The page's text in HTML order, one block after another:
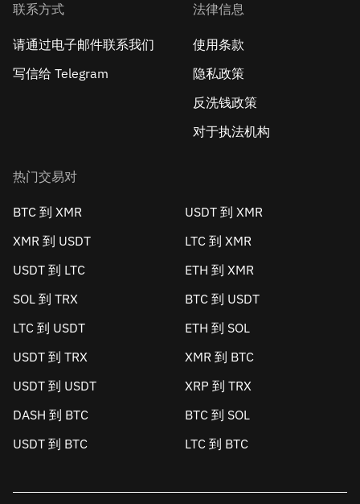
联系方式
请通过电子邮件联系我们
写信给 Telegram
法律信息
使用条款
隐私政策
反洗钱政策
对于执法机构
热门交易对
BTC 到 XMR
USDT 到 XMR
XMR 到 USDT
LTC 到 XMR
USDT 到 LTC
ETH 到 XMR
SOL 到 TRX
BTC 到 USDT
LTC 到 USDT
ETH 到 SOL
USDT 到 TRX
XMR 到 BTC
USDT 到 USDT
XRP 到 TRX
DASH 到 BTC
BTC 到 SOL
USDT 到 BTC
LTC 到 BTC